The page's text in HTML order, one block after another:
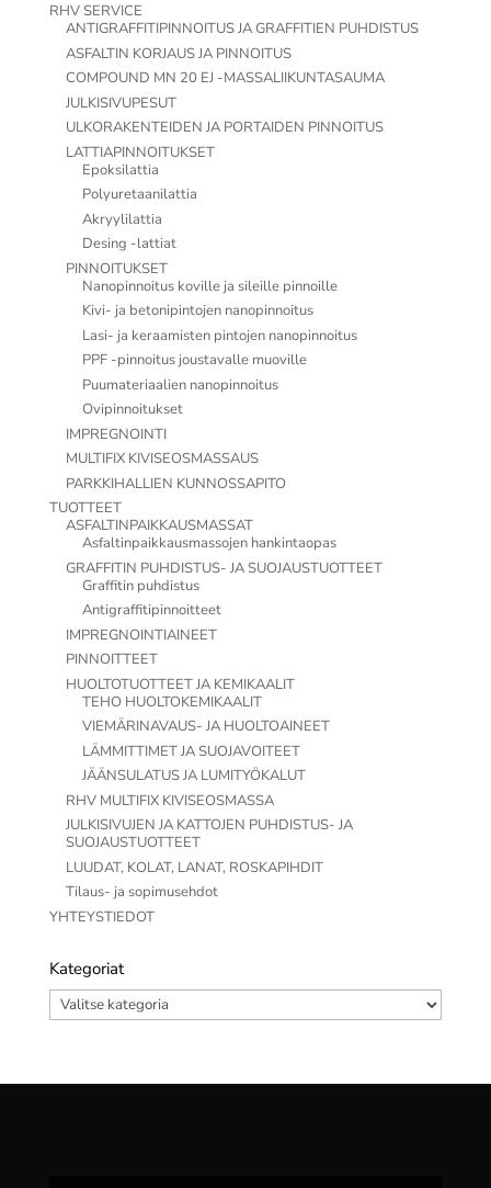
RHV SERVICE
ANTIGRAFFITIPINNOITUS JA GRAFFITIEN PUHDISTUS
ASFALTIN KORJAUS JA PINNOITUS
COMPOUND MN 20 EJ -MASSALIIKUNTASAUMA
JULKISIVUPESUT
ULKORAKENTEIDEN JA PORTAIDEN PINNOITUS
LATTIAPINNOITUKSET
Epoksilattia
Polyuretaanilattia
Akryylilattia
Desing -lattiat
PINNOITUKSET
Nanopinnoitus koville ja sileille pinnoille
Kivi- ja betonipintojen nanopinnoitus
Lasi- ja keraamisten pintojen nanopinnoitus
PPF -pinnoitus joustavalle muoville
Puumateriaalien nanopinnoitus
Ovipinnoitukset
IMPREGNOINTI
MULTIFIX KIVISEOSMASSAUS
PARKKIHALLIEN KUNNOSSAPITO
TUOTTEET
ASFALTINPAIKKAUSMASSAT
Asfaltinpaikkausmassojen hankintaopas
GRAFFITIN PUHDISTUS- JA SUOJAUSTUOTTEET
Graffitin puhdistus
Antigraffitipinnoitteet
IMPREGNOINTIAINEET
PINNOITTEET
HUOLTOTUOTTEET JA KEMIKAALIT
TEHO HUOLTOKEMIKAALIT
VIEMÄRINAVAUS- JA HUOLTOAINEET
LÄMMITTIMET JA SUOJAVOITEET
JÄÄNSULATUS JA LUMITYÖKALUT
RHV MULTIFIX KIVISEOSMASSA
JULKISIVUJEN JA KATTOJEN PUHDISTUS- JA
SUOJAUSTUOTTEET
LUUDAT, KOLAT, LANAT, ROSKAPIHDIT
Tilaus- ja sopimusehdot
YHTEYSTIEDOT
Kategoriat
Kategoriat